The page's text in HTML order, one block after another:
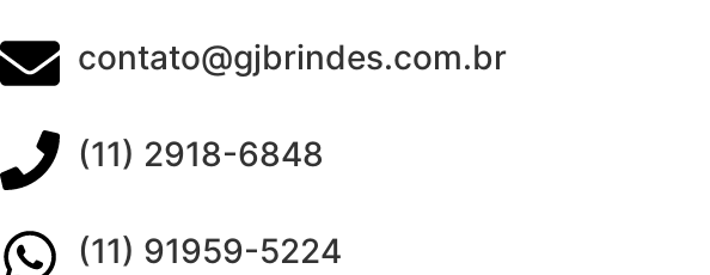
contato@gjbrindes.com.br
(11) 2918-6848
(11) 91959-5224